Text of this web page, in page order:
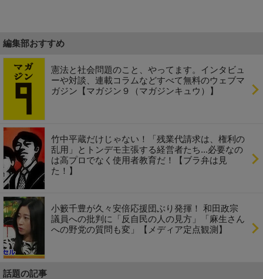
編集部おすすめ
憲法と社会問題のこと、やってます。インタビュ
ーや対談、連載コラムなどすべて無料のウェブマ
ガジン【マガジン９（マガジンキュウ）】
竹中平蔵だけじゃない！「残業代請求は、権利の
乱用」とトンデモ主張する経営者たち...必要なの
は高プロでなく使用者教育だ！【ブラ弁は見
た！】
小籔千豊が久々安倍応援団ぶり発揮！ 和田政宗
議員への批判に「反自民の人の見方」「麻生さん
への野党の質問も変」【メディア定点観測】
話題の記事